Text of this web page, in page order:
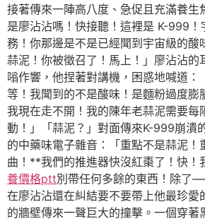
接著傳來一陣高八度、急促且充滿養生
是廖沾沾嗎！快接聽！這裡是 K-999！
務！你那邊是不是已經聞到宇宙級的酸
蒜泥！你被徵召了！馬上！」廖沾沾的
嗡作響，他捏著對講機，困惑地喊道：
等！我聞到的不是酸味！是麵粉過度膨
我現在走不開！我的陳年老蒜泥需要每
動！」「蒜泥？」對面傳來K-999崩潰
的中藥味電子雜音：「重點不是蒜泥
曲！**我們的推進器快沒紅棗了！快！
養價格ptt別帶任何多餘的東西！除了
在廖沾沾還在糾結要不要帶上他最珍愛
的牆壁傳來一聲巨大的撞擊。一個穿著